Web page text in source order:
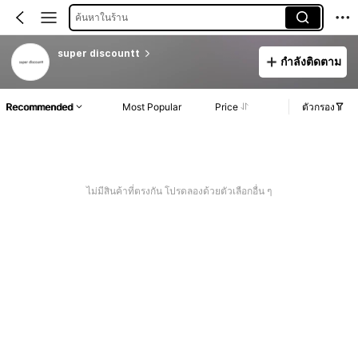
ค้นหาในร้าน
super discountt
กำลังติดตาม
Recommended Most Popular Price ตัวกรอง
ไม่มีสินค้าที่ตรงกัน โปรดลองด้วยตัวเลือกอื่น ๆ